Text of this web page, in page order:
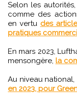
Selon les
comme des
en vertu des
pratiques
En mars 2023,
mensongère, la
Au niveau
en 2023, pour